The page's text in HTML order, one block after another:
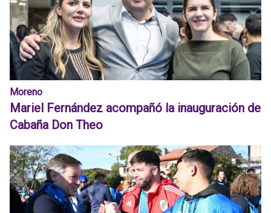
Moreno
Mariel Fernández acompañó la inauguración de
Cabaña Don Theo